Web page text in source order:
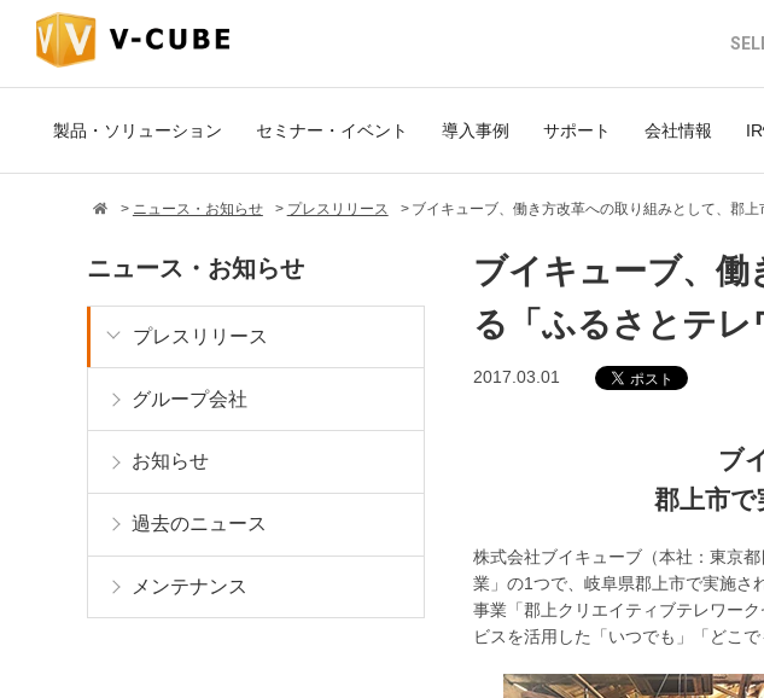
製品・ソリューション セミナー・イベント 導入事例 サポート 会社情報
ニュース・お知らせ プレスリリース ブイキューブ、働き方改革への取り組みとして、郡
ブイキューブ、働
る「ふるさとテレ
2017.03.01
ブ
郡上市
株式会社ブイキューブ（本社：東京
業」の1つで、岐阜県郡上市で実施さ
事業「郡上クリエイティブテレワー
ビスを活用した「いつでも」「どこ
ニュース・お知らせ
プレスリリース
グループ会社
お知らせ
過去のニュース
メンテナンス